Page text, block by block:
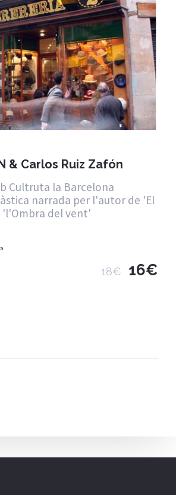
& Carlos Ruiz Zafón
Cultruta la Barcelona
narrada per l'autor de 'El
'l'Ombra del vent'
18€ 16€